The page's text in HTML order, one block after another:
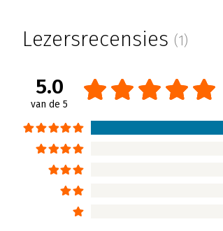
Lezersrecensies (1)
5.0
van de 5